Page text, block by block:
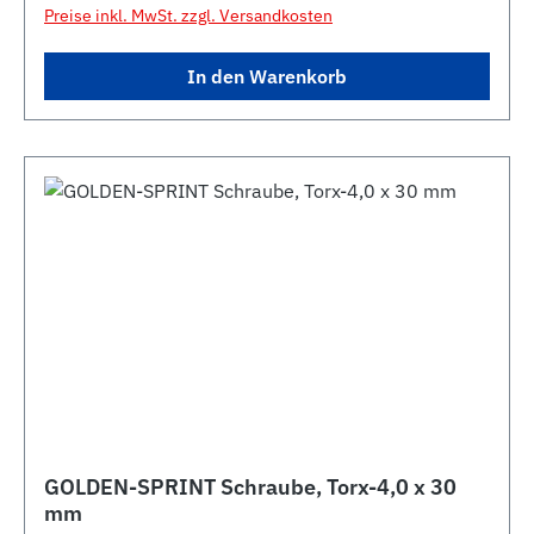
Preise inkl. MwSt. zzgl. Versandkosten
In den Warenkorb
GOLDEN-SPRINT Schraube, Torx-4,0 x 30
mm